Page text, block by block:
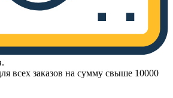
всех заказов на сумму свыше 10000